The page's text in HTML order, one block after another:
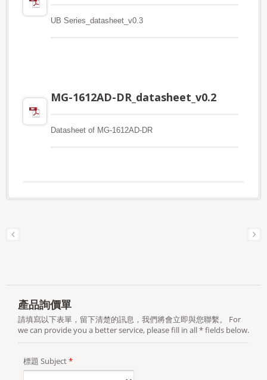
UB Series_datasheet_v0.3
MG-1612AD-DR_datasheet_v0.2
Datasheet of MG-1612AD-DR